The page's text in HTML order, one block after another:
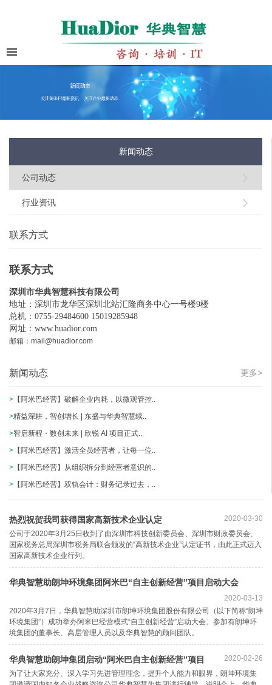
新闻动态
公司动态
行业资讯
联系方式
联系方式
深圳市华典智慧科技有限公司
地址：深圳市龙华区深圳北站汇隆商务中心一号楼9楼
总机：0755-29484600 15019285948
网址： www.huadior.com
邮箱：mail@huadior.com
更多>
新闻动态
> 【阿米巴经营】破解企业内耗，以微观管控..
>精益深耕，智创增长 | 东盛与华典智慧续..
>智启新程・数创未来 | 欣锐 AI 项目正式..
> 【阿米巴经营】激活全员经营者，让每一位..
> 【阿米巴经营】从组织拆分到经营者意识的..
> 【阿米巴经营】双轨会计：财务记录过去，..
热烈祝贺我司获得国家高新技术企业认定
2020-03-30
公司于2020年3月25日收到了由深圳市科技创新委员会、深圳市财政委员会、
国家税务总局深圳市税务局联合颁发的“高新技术企业”认定证书，由此正式迈入
国家高新技术企业行列。
华典智慧助朗坤环境集团阿米巴“自主创新经营”项目启动大会
2020-03-13
2020年3月7日，华典智慧助深圳市朗坤环境集团股份有限公司（以下简称“朗坤
环境集团”）成功举办阿米巴经营模式“自主创新经营”启动大会。参加有朗坤环
境集团的董事长、高层管理人员以及华典智慧的顾问团队。
华典智慧助朗坤集团启动“阿米巴自主创新经营”项目
2020-02-26
为了让大家充分、深入学习先进管理理念，提升个人能力和眼界，朗坤环境集